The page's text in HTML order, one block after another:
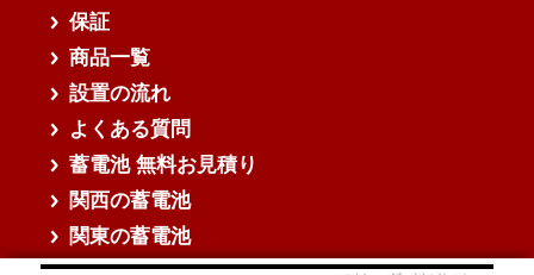
保証
商品一覧
設置の流れ
よくある質問
蓄電池 無料お見積り
関西の蓄電池
関東の蓄電池